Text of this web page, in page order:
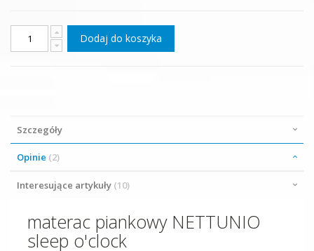
Dodaj do koszyka
Szczegóły
Opinie 2
Interesujące artykuły 10
materac piankowy NETTUNIO
sleep o'clock